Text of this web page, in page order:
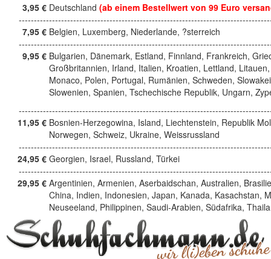
3,95 € Deutschland (ab einem Bestellwert von 99 Euro
7,95 € Belgien, Luxemberg, Niederlande, ?sterreich
9,95 € Bulgarien, Dänemark, Estland, Finnland, Frankreich,
Großbritannien, Irland, Italien, Kroatien, Lettland, Litauen,
Monaco, Polen, Portugal, Rumänien, Schweden,
Slowenien, Spanien, Tschechische Republik, Ungarn,
11,95 € Bosnien-Herzegowina, Island, Liechtenstein, Republik
Norwegen, Schweiz, Ukraine, Weissrussland
24,95 € Georgien, Israel, Russland, Türkei
29,95 € Argentinien, Armenien, Aserbaidschan, Australien,
China, Indien, Indonesien, Japan, Kanada, Kasachstan,
Neuseeland, Philippinen, Saudi-Arabien, Südafrika,